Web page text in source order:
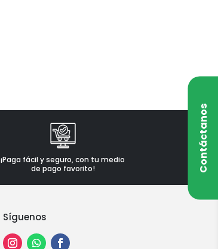
¡Paga fácil y seguro, con tu medio
de pago favorito!
Contáctanos
Síguenos